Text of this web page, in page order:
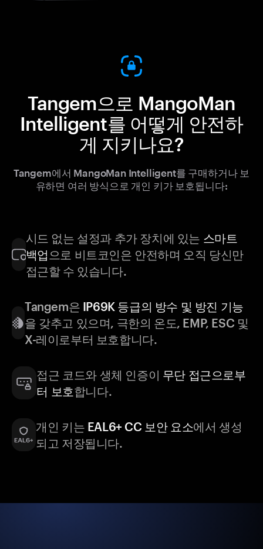
Tangem으로 MangoMan
Intelligent를 어떻게 안전하
게 지키나요?
Tangem에서 MangoMan Intelligent를 구매하거나 보
유하면 여러 방식으로 개인 키가 보호됩니다:
시드 없는 설정과 추가 장치에 있는 스마트
백업 으로 비트코인은 안전하며 오직 당신만
접근할 수 있습니다.
Tangem은 IP69K 등급의 방수 및 방진 기능
을 갖추고 있으며, 극한의 온도, EMP, ESC 및
X-레이로부터 보호합니다.
접근 코드와 생체 인증이 무단 접근으로부
터 보호합니다.
개인 키는 EAL6+ CC 보안 요소에서 생성
되고 저장됩니다.